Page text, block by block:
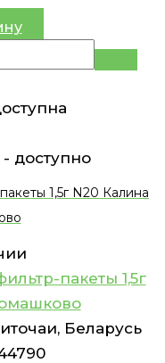
- доступно
1,5г N20 Калина
пакеты 1,5г
Беларусь